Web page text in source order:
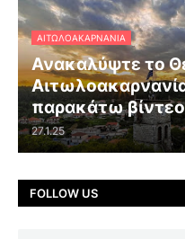
ΑΙΤΩΛΟΑΚΑΡΝΑΝΊΑ
Ανακαλύψτε το
παρακάτω
27.1.25
FOLLOW US